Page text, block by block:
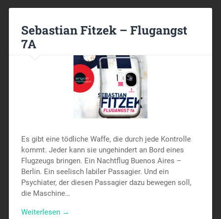
Sebastian Fitzek – Flugangst
7A
Es gibt eine tödliche Waffe, die durch jede Kontrolle
kommt. Jeder kann sie ungehindert an Bord eines
Flugzeugs bringen. Ein Nachtflug Buenos Aires –
Berlin. Ein seelisch labiler Passagier. Und ein
Psychiater, der diesen Passagier dazu bewegen soll,
die Maschine…
Weiterlesen →